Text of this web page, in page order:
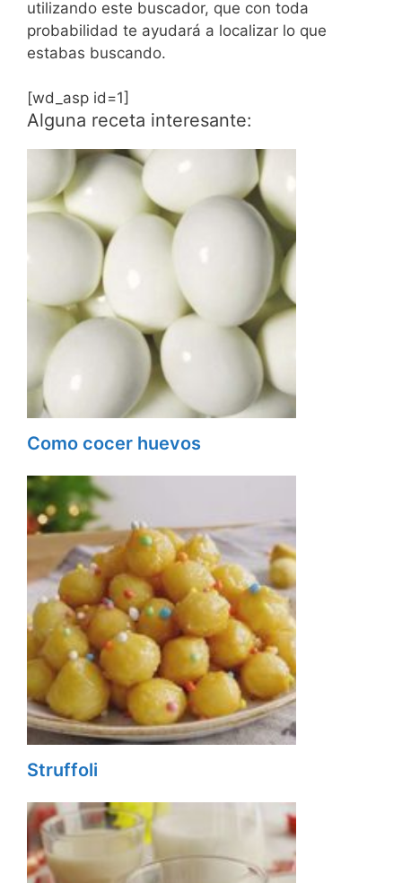
utilizando este buscador, que con toda
probabilidad te ayudará a localizar lo que
estabas buscando.
[wd_asp id=1]
Alguna receta interesante:
Como cocer huevos
Struffoli